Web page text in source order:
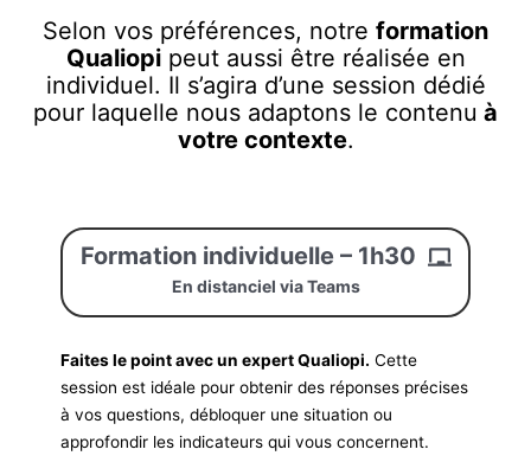
Selon vos préférences, notre formation
Qualiopipeut aussi être réalisée en
individuel. Il s’agira d’une session dédié
pour laquelle nous adaptons le contenu à
votre contexte.
Formation individuelle – 1h30
En distanciel via Teams
Faites le point avec un expert Qualiopi. Cette
session est idéale pour obtenir des réponses précises
à vos questions, débloquer une situation ou
approfondir les indicateurs qui vous concernent.